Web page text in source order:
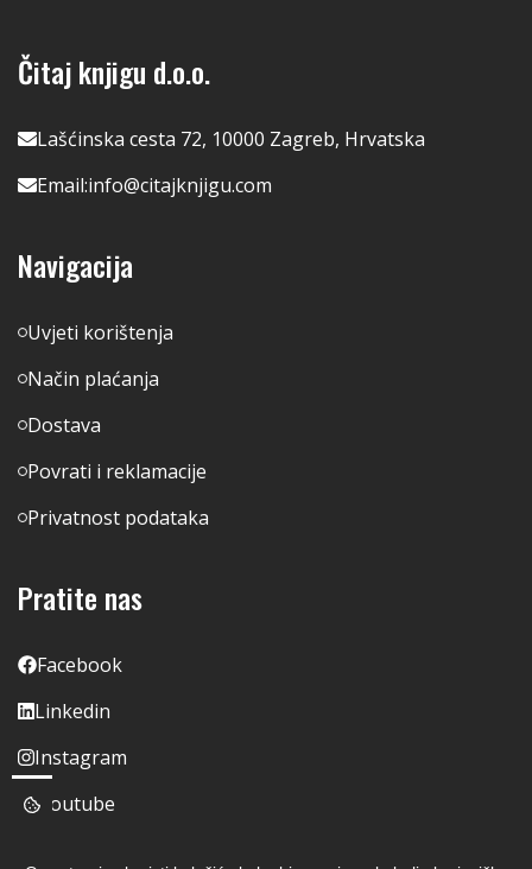
Čitaj knjigu d.o.o.
Lašćinska cesta 72, 10000 Zagreb, Hrvatska
Email:info@citajknjigu.com
Navigacija
Uvjeti korištenja
Način plaćanja
Dostava
Povrati i reklamacije
Privatnost podataka
Pratite nas
Facebook
Linkedin
Instagram
Youtube